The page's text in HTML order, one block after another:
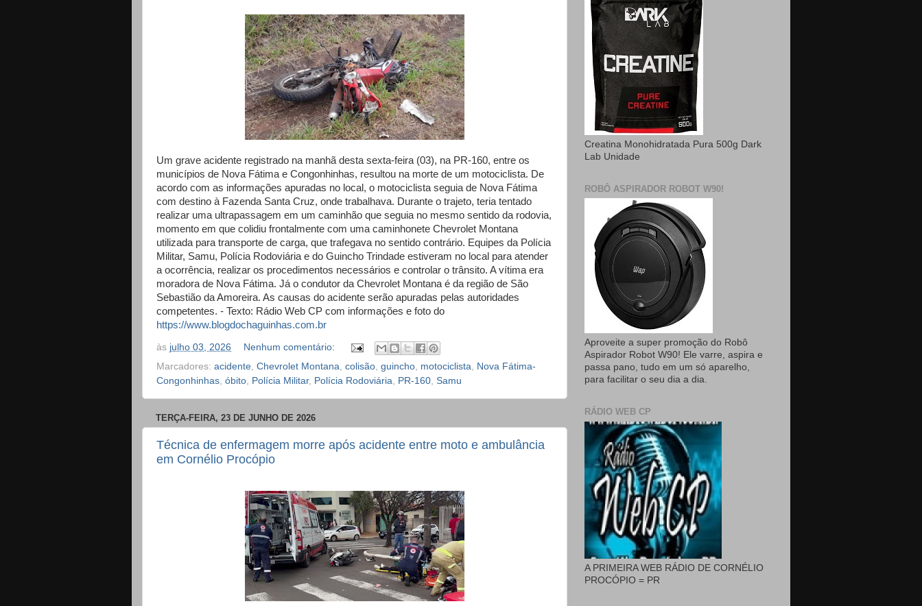
Um grave acidente registrado na manhã desta sexta-feira (03), na PR-160, entre os
municípios de Nova Fátima e Congonhinhas, resultou na morte de um motociclista. De
acordo com as informações apuradas no local, o motociclista seguia de Nova Fátima
com destino à Fazenda Santa Cruz, onde trabalhava. Durante o trajeto, teria tentado
realizar uma ultrapassagem em um caminhão que seguia no mesmo sentido da rodovia,
momento em que colidiu frontalmente com uma caminhonete Chevrolet Montana
utilizada para transporte de carga, que trafegava no sentido contrário. Equipes da Polícia
Militar, Samu, Polícia Rodoviária e do Guincho Trindade estiveram no local para atender
a ocorrência, realizar os procedimentos necessários e controlar o trânsito. A vítima era
moradora de Nova Fátima. Já o condutor da Chevrolet Montana é da região de São
Sebastião da Amoreira. As causas do acidente serão apuradas pelas autoridades
competentes. - Texto: Rádio Web CP com informações e foto do
https://www.blogdochaguinhas.com.br
às julho 03, 2026
Nenhum comentário:
Marcadores: acidente Chevrolet Montana colisão guincho motociclista
Nova Fátima-
Congonhinhas óbito Polícia Militar, Polícia Rodoviária PR-160 Samu
TERÇA-FEIRA, 23 DE JUNHO DE 2026
Técnica de enfermagem morre após acidente entre moto e ambulância
em Cornélio Procópio
Creatina Monohidratada Pura 500g Dark
Lab Unidade
ROBÔ ASPIRADOR ROBOT W90!
Aproveite a super promoção do Robô
Aspirador Robot W90! Ele varre, aspira e
passa pano, tudo em um só aparelho,
para facilitar o seu dia a dia.
RÁDIO WEB CP
A PRIMEIRA WEB RÁDIO DE CORNÉLIO
PROCÓPIO = PR